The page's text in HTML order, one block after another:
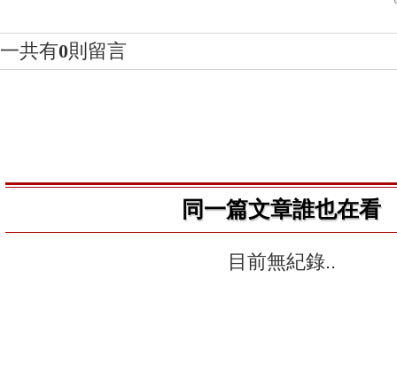
一共有0則留言
同一篇文章誰也在看
目前無紀錄..